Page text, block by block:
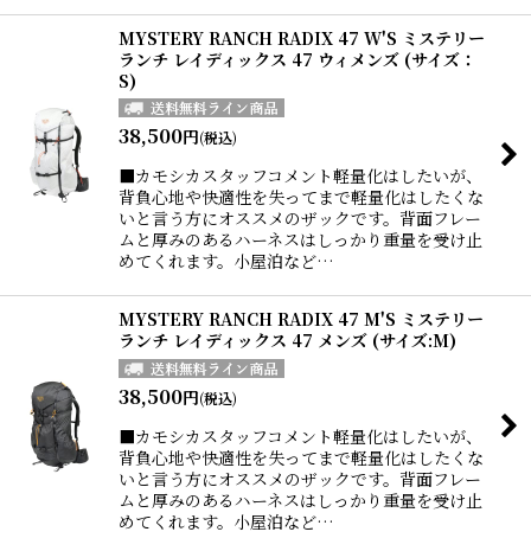
MYSTERY RANCH RADIX 47 W'S ミステリー
ランチ レイディックス 47 ウィメンズ (サイズ：
S)
38,500円(税込)
■カモシカスタッフコメント軽量化はしたいが、
背負心地や快適性を失ってまで軽量化はしたくな
いと言う方にオススメのザックです。背面フレー
ムと厚みのあるハーネスはしっかり重量を受け止
めてくれます。小屋泊など…
MYSTERY RANCH RADIX 47 M'S ミステリー
ランチ レイディックス 47 メンズ (サイズ:M)
38,500円(税込)
■カモシカスタッフコメント軽量化はしたいが、
背負心地や快適性を失ってまで軽量化はしたくな
いと言う方にオススメのザックです。背面フレー
ムと厚みのあるハーネスはしっかり重量を受け止
めてくれます。小屋泊など…